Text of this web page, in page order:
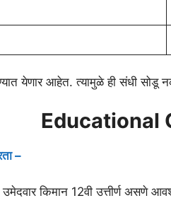
येणार आहेत. त्यामुळे ही संधी सोडू
Educational
–
उमेदवार किमान 12वी उत्तीर्ण असणे